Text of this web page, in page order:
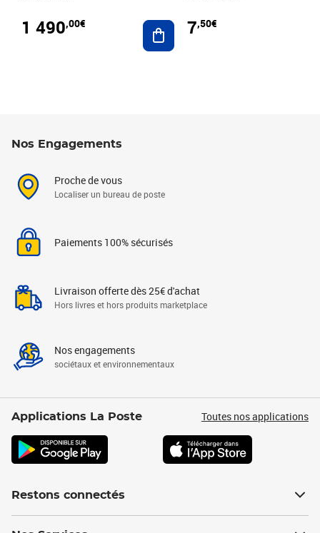
1 490,00€ Ajouter au panier
7,50€
Nos Engagements
Proche de vous
Localiser un bureau de poste
Paiements 100% sécurisés
Livraison offerte dès 25€ d'achat
Hors livres et hors produits marketplace
Nos engagements
sociétaux et environnementaux
Applications La Poste Toutes nos applications
Restons connectés